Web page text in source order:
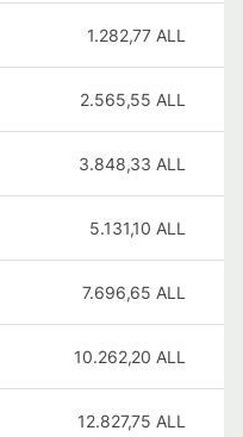
1.282,77 ALL
2.565,55 ALL
3.848,33 ALL
5.131,10 ALL
7.696,65 ALL
10.262,20 ALL
12.827,75 ALL